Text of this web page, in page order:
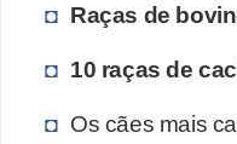
Raças de
10 raças de
Os cães mais